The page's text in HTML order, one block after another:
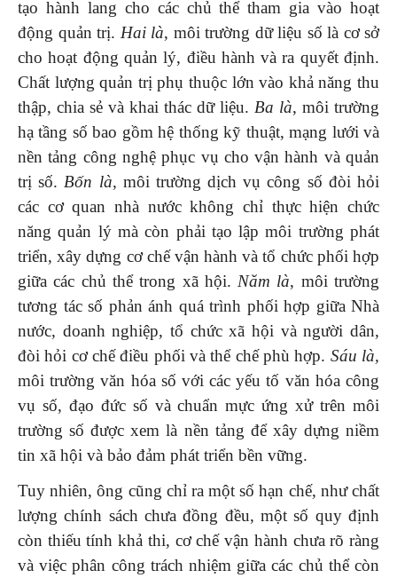
tạo hành lang cho các chủ thể tham gia vào hoạt
động quản trị. Hai là, môi trường dữ liệu số là cơ sở
cho hoạt động quản lý, điều hành và ra quyết định.
Chất lượng quản trị phụ thuộc lớn vào khả năng thu
thập, chia sẻ và khai thác dữ liệu. Ba là, môi trường
hạ tầng số bao gồm hệ thống kỹ thuật, mạng lưới và
nền tảng công nghệ phục vụ cho vận hành và quản
trị số.Bốn là, môi trường dịch vụ công số đòi hỏi
các cơ quan nhà nước không chỉ thực hiện chức
năng quản lý mà còn phải tạo lập môi trường phát
triển, xây dựng cơ chế vận hành và tổ chức phối hợp
giữa các chủ thể trong xã hội.Năm là, môi trường
tương tác số phản ánh quá trình phối hợp giữa Nhà
nước, doanh nghiệp, tổ chức xã hội và người dân,
đòi hỏi cơ chế điều phối và thể chế phù hợp. Sáu là,
môi trường văn hóa số với các yếu tố văn hóa công
vụ số, đạo đức số và chuẩn mực ứng xử trên môi
trường số được xem là nền tảng để xây dựng niềm
tin xã hội và bảo đảm phát triển bền vững.
Tuy nhiên, ông cũng chỉ ra một số hạn chế, như chất
lượng chính sách chưa đồng đều, một số quy định
còn thiếu tính khả thi, cơ chế vận hành chưa rõ ràng
và việc phân công trách nhiệm giữa các chủ thể còn